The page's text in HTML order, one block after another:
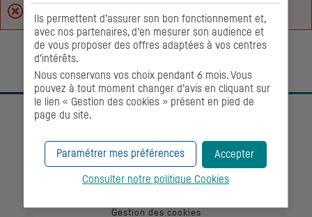
Qui sommes-nous ?
Gestion des cookies
Ils permettent d’assurer son bon fonctionnement et,
avec nos partenaires, d’en mesurer son audience et
de vous proposer des offres adaptées à vos centres
d’intérêts.
Nous conservons vos choix pendant 6 mois. Vous
pouvez à tout moment changer d’avis en cliquant sur
le lien « Gestion des cookies » présent en pied de
page du site.
Accepter
Paramétrer mes préférences
Consulter notre politique Cookies